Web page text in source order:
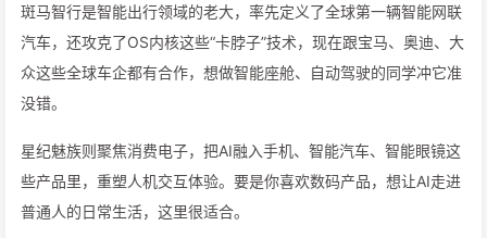
斑马智行是智能出行领域的老大，率先定义了全球第一辆智能网联
汽车，还攻克了OS内核这些“卡脖子”技术，现在跟宝马、奥迪、大
众这些全球车企都有合作，想做智能座舱、自动驾驶的同学冲它准
没错。
星纪魅族则聚焦消费电子，把AI融入手机、智能汽车、智能眼镜这
些产品里，重塑人机交互体验。要是你喜欢数码产品，想让AI走进
普通人的日常生活，这里很适合。